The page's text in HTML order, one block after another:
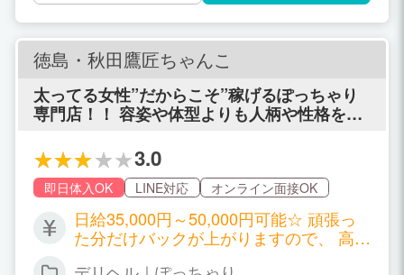
徳島・秋田鷹匠ちゃんこ
太ってる女性”だからこそ”稼げるぽっちゃり
専門店！！ 容姿や体型よりも人柄や性格を重
より大切です♪ 女の子が安心して働ける環境
や待遇をご用意しています 詳しい待遇につい
てはお気軽にお問合せください♩ 気になるこ
とや疑問点があれば、何でもお気軽にご連絡
ください♪ スタッフ一同、ご応募お待ちして
おります！
3.0
即日体入OK LINE対応 オンライン面接OK
日給35,000円～50,000円可能☆ 頑張っ
た分だけバックが上がりますので、 高級